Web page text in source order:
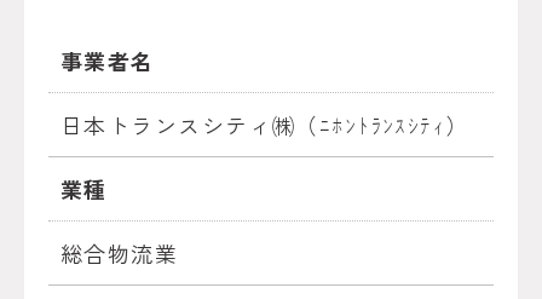
事業者名
日本トランスシティ㈱（ﾆﾎﾝﾄﾗﾝｽｼﾃｨ）
業種
総合物流業